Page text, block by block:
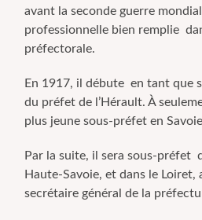
avant la seconde guerre
professionnelle bien remplie
préfectorale.
En 1917, il débute en tant que
du préfet de l’Hérault. À
plus jeune sous-préfet en
Par la suite, il sera sous-préfet
Haute-Savoie, et dans le Loiret,
secrétaire général de la